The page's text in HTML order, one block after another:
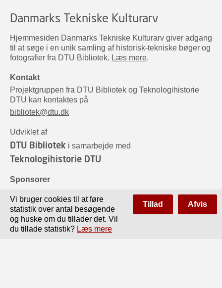
Danmarks Tekniske Kulturarv
Hjemmesiden Danmarks Tekniske Kulturarv giver adgang
til at søge i en unik samling af historisk-tekniske bøger og
fotografier fra DTU Bibliotek. Læs mere.
Kontakt
Projektgruppen fra DTU Bibliotek og Teknologihistorie
DTU kan kontaktes på
bibliotek@dtu.dk
Udviklet af
DTU Bibliotek i samarbejde med
Teknologihistorie DTU
Sponsorer
Vi bruger cookies til at føre
statistik over antal besøgende
og huske om du tillader det. Vil
du tillade statistik? Læs mere
Tillad Afvis